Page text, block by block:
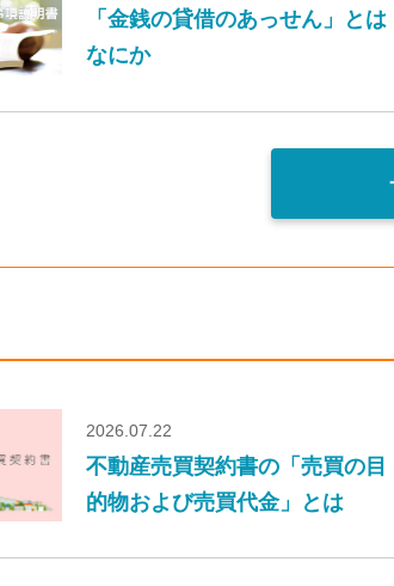
「金銭の貸借のあっせん」とは
なにか
2026.07.22
不動産売買契約書の「売買の目
的物および売買代金」とは